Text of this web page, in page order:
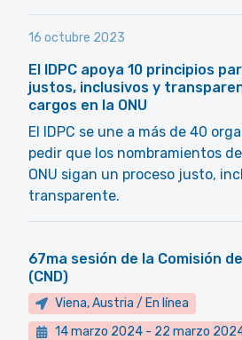
16 octubre 2023
El IDPC apoya 10 principios
justos, inclusivos y
cargos en la ONU
El IDPC se une a más de 40
pedir que los nombramientos
ONU sigan un proceso justo,
transparente.
67ma sesión de la Comisión
(CND)
Viena, Austria / En línea
14 marzo 2024 - 22 marzo